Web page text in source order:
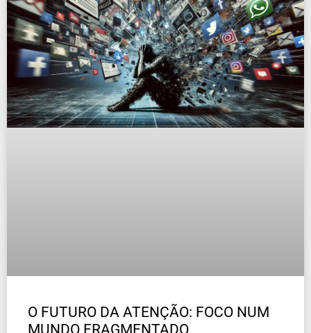
O FUTURO DA ATENÇÃO: FOCO NUM